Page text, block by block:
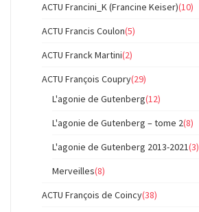
ACTU Francini_K (Francine Keiser)(10)
ACTU Francis Coulon(5)
ACTU Franck Martini(2)
ACTU François Coupry(29)
L'agonie de Gutenberg(12)
L'agonie de Gutenberg – tome 2(8)
L'agonie de Gutenberg 2013-2021(3)
Merveilles(8)
ACTU François de Coincy(38)